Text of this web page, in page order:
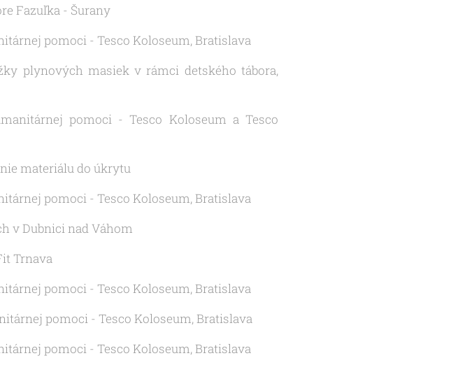
Fazuľka - Šurany
pomoci - Tesco Koloseum, Bratislava
plynových masiek v rámci detského tábora,
pomoci - Tesco Koloseum a Tesco
materiálu do úkrytu
pomoci - Tesco Koloseum, Bratislava
v Dubnici nad Váhom
Trnava
pomoci - Tesco Koloseum, Bratislava
pomoci - Tesco Koloseum, Bratislava
pomoci - Tesco Koloseum, Bratislava